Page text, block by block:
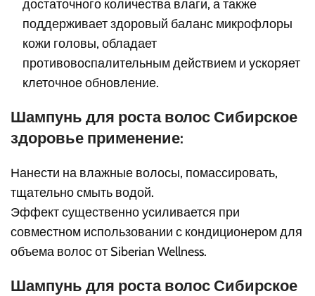
достаточного количества влаги, а также
поддерживает здоровый баланс микрофлоры
кожи головы, обладает
противовоспалительным действием и ускоряет
клеточное обновление.
Шампунь для роста волос Сибирское
здоровье применение:
Нанести на влажные волосы, помассировать,
тщательно смыть водой.
Эффект существенно усиливается при
совместном использовании с кондиционером для
объема волос от Siberian Wellness.
Шампунь для роста волос Сибирское